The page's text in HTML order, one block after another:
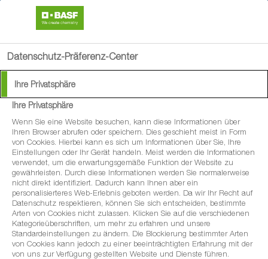
Datenschutz-Präferenz-Center
Ihre Privatsphäre
Ihre Privatsphäre
Wenn Sie eine Website besuchen, kann diese Informationen über
Ihren Browser abrufen oder speichern. Dies geschieht meist in Form
von Cookies. Hierbei kann es sich um Informationen über Sie, Ihre
Einstellungen oder Ihr Gerät handeln. Meist werden die Informationen
verwendet, um die erwartungsgemäße Funktion der Website zu
gewährleisten. Durch diese Informationen werden Sie normalerweise
nicht direkt identifiziert. Dadurch kann Ihnen aber ein
personalisierteres Web-Erlebnis geboten werden. Da wir Ihr Recht auf
Datenschutz respektieren, können Sie sich entscheiden, bestimmte
Arten von Cookies nicht zulassen. Klicken Sie auf die verschiedenen
Kategorieüberschriften, um mehr zu erfahren und unsere
Standardeinstellungen zu ändern. Die Blockierung bestimmter Arten
von Cookies kann jedoch zu einer beeinträchtigten Erfahrung mit der
von uns zur Verfügung gestellten Website und Dienste führen.